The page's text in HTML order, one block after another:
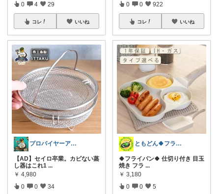
0 4 29
コレ いいね
プロバイヤーアヒル
【AD】セイロ卒業。カビない蒸
し器はこれ1 ...
￥ 4,980
0 0 34
0 0 922
コレ いいね
ともどん🍀フライパン料理ある暮らし🍳
🍀フライパン🍀 仕切り付き 目玉
焼き フラ ...
￥ 3,180
0 0 5